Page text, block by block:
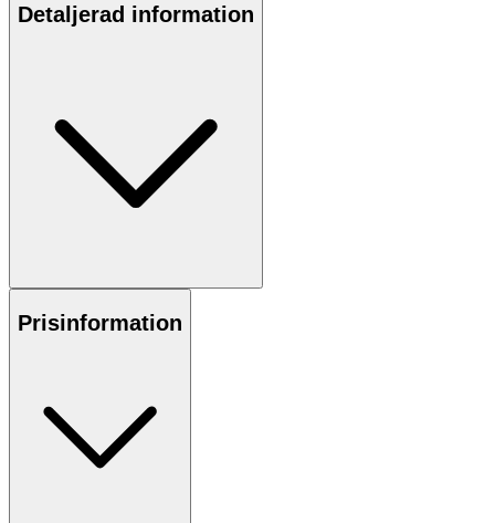
Detaljerad information
Prisinformation